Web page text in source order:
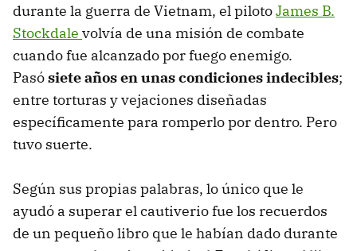
durante la guerra de Vietnam, el pilotoJames B.
Stockdale volvía de una misión de combate
cuando fue alcanzado por fuego enemigo.
Pasósiete años en unas condiciones indecibles;
entre torturas y vejaciones diseñadas
específicamente para romperlo por dentro. Pero
tuvo suerte.
Según sus propias palabras, lo único que le
ayudó a superar el cautiverio fue los recuerdos
de un pequeño libro que le habían dado durante